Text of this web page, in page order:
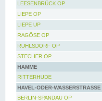
LEESENBRÜCK OP
LIEPE OP
LIEPE UP
RAGÖSE OP
RUHLSDORF OP
STECHER OP
HAMME
RITTERHUDE
HAVEL-ODER-WASSERSTRASSE
BERLIN-SPANDAU OP